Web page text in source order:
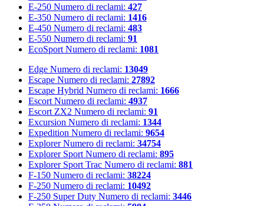
E-250 Numero di reclami: 427
E-350 Numero di reclami: 1416
E-450 Numero di reclami: 483
E-550 Numero di reclami: 91
EcoSport Numero di reclami: 1081
Edge Numero di reclami: 13049
Escape Numero di reclami: 27892
Escape Hybrid Numero di reclami: 1666
Escort Numero di reclami: 4937
Escort ZX2 Numero di reclami: 91
Excursion Numero di reclami: 1344
Expedition Numero di reclami: 9654
Explorer Numero di reclami: 34754
Explorer Sport Numero di reclami: 895
Explorer Sport Trac Numero di reclami: 881
F-150 Numero di reclami: 38224
F-250 Numero di reclami: 10492
F-250 Super Duty Numero di reclami: 3446